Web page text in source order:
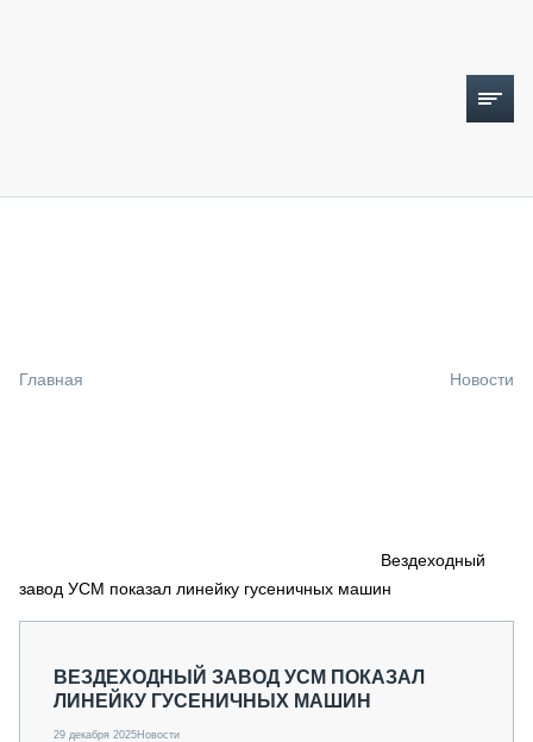
СПЕЦПРОЕКТЫ
О ПРОЕКТЕ
Главная Новости
Вездеходный
завод УСМ показал линейку гусеничных машин
ВЕЗДЕХОДНЫЙ ЗАВОД УСМ ПОКАЗАЛ
ЛИНЕЙКУ ГУСЕНИЧНЫХ МАШИН
29 декабря 2025Новости